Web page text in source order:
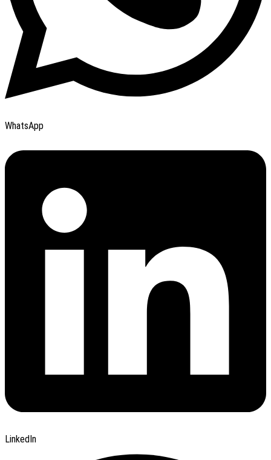
WhatsApp
LinkedIn